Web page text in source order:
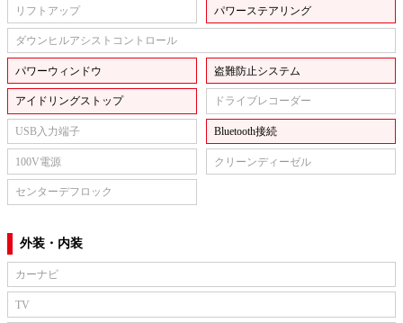
リフトアップ パワーステアリング
ダウンヒルアシストコントロール
パワーウィンドウ 盗難防止システム
アイドリングストップ ドライブレコーダー
USB入力端子 Bluetooth接続
100V電源 クリーンディーゼル
センターデフロック
外装・内装
カーナビ
TV